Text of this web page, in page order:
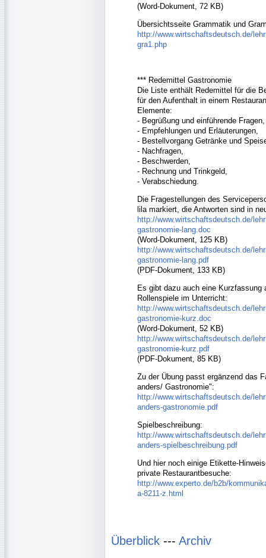
(Word-Dokument, 72 KB)
Übersichtsseite Grammatik und
http://www.wirtschaftsdeutsch.de/
gra1.php
*** Redemittel Gastronomie
Die Liste enthält Redemittel für die
für den Aufenthalt in einem
Elemente:
- Begrüßung und einführende Fragen,
- Empfehlungen und Erläuterungen,
- Bestellvorgang Getränke und
- Nachfragen,
- Beschwerden,
- Rechnung und Trinkgeld,
- Verabschiedung.
Die Fragestellungen des
lila markiert, die Antworten sind in
http://www.wirtschaftsdeutsch.de/
gastronomie-lang.doc
(Word-Dokument, 125 KB)
http://www.wirtschaftsdeutsch.de/
gastronomie-lang.pdf
(PDF-Dokument, 133 KB)
Es gibt dazu auch eine Kurzfassung
Rollenspiele im Unterricht:
http://www.wirtschaftsdeutsch.de/
gastronomie-kurz.doc
(Word-Dokument, 52 KB)
http://www.wirtschaftsdeutsch.de/
gastronomie-kurz.pdf
(PDF-Dokument, 85 KB)
Zu der Übung passt ergänzend das
anders/ Gastronomie":
http://www.wirtschaftsdeutsch.de/
anders-gastronomie.pdf
Spielbeschreibung:
http://www.wirtschaftsdeutsch.de/
anders-spielbeschreibung.pdf
Und hier noch einige Etikette-
private Restaurantbesuche:
http://www.experto.de/b2b/
a-8211-z.html
Überblick --- Archiv